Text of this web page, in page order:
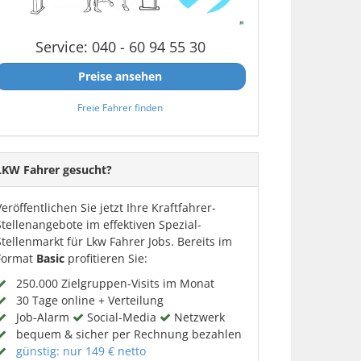
Service: 040 - 60 94 55 30
Preise ansehen
Freie Fahrer finden
Fahrer gesucht?
Sie jetzt Ihre Kraftfahrer-
im effektiven Spezial-
für Lkw Fahrer Jobs. Bereits im
Basicprofitieren Sie:
250.000 Zielgruppen-Visits im Monat
30 Tage online + Verteilung
Job-Alarm
Social-Media
Netzwerk
bequem & sicher per Rechnung bezahlen
günstig: nur 149 € netto